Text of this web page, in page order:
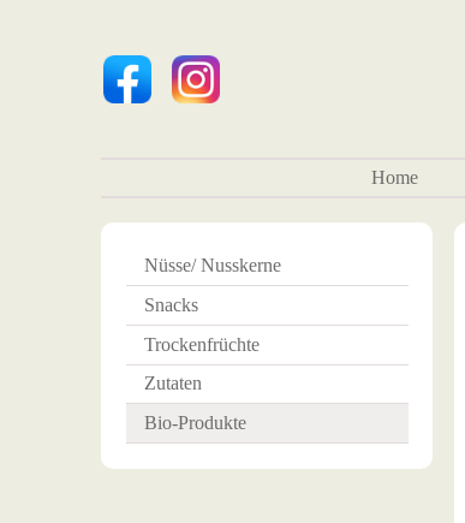
Home
Nüsse/ Nusskerne
Snacks
Trockenfrüchte
Zutaten
Bio-Produkte